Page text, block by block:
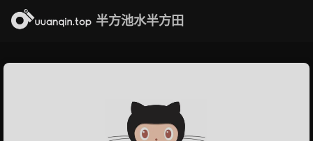
半方池水半方田